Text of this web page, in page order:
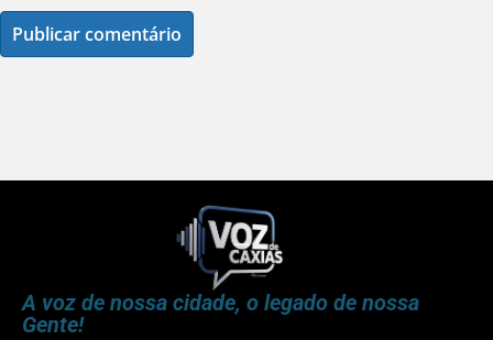
A voz de nossa cidade, o legado de nossa
Gente!